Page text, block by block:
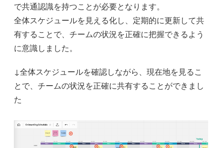
で共通認識を持つことが必要となります。
全体スケジュールを見える化し、定期的に更新して共
有することで、チームの状況を正確に把握できるよう
に意識しました。
↓全体スケジュールを確認しながら、現在地を見るこ
とで、チームの状況を正確に共有することができまし
た